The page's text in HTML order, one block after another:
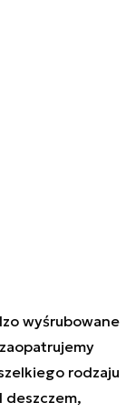
wyśrubowane
rodzaju
deszczem,